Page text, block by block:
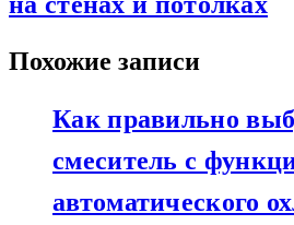
Похожие записи
Как правильно
смеситель с
автоматического